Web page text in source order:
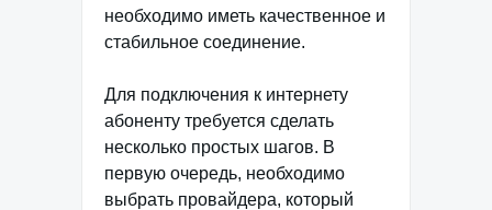
необходимо иметь качественное и
стабильное соединение.
Для подключения к интернету
абоненту требуется сделать
несколько простых шагов. В
первую очередь, необходимо
выбрать провайдера, который